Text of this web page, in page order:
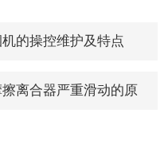
的操控维护及特点
离合器严重滑动的原